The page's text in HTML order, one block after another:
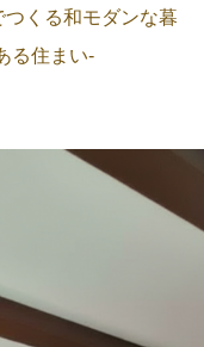
つくる和モダンな暮
る住まい-